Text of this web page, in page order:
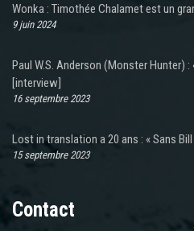
Wonka : Timothée Chalamet est un
9 juin 2024
Paul W.S. Anderson (Monster Hunter) :
[interview]
16 septembre 2023
Lost in translation a 20 ans : « Sans
15 septembre 2023
Contact